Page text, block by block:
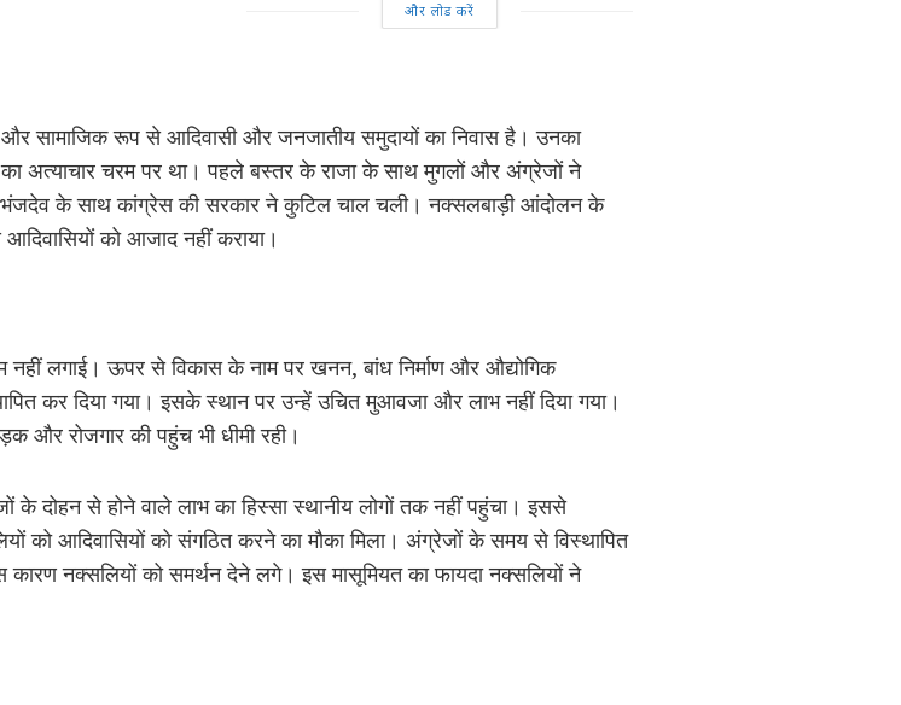
और लोड करें
और सामाजिक रूप से आदिवासी और जनजातीय समुदायों का निवास है। उनका
अत्याचार चरम पर था। पहले बस्तर के राजा के साथ मुगलों और अंग्रेजों ने
भंजदेव के साथ कांग्रेस की सरकार ने कुटिल चाल चली। नक्सलबाड़ी आंदोलन के
को आजाद नहीं कराया।
नहीं लगाई। ऊपर से विकास के नाम पर खनन, बांध निर्माण और औद्योगिक
कर दिया गया। इसके स्थान पर उन्हें उचित मुआवजा और लाभ नहीं दिया गया।
और रोजगार की पहुंच भी धीमी रही।
के दोहन से होने वाले लाभ का हिस्सा स्थानीय लोगों तक नहीं पहुंचा। इससे
को आदिवासियों को संगठित करने का मौका मिला। अंग्रेजों के समय से विस्थापित
नक्सलियों को समर्थन देने लगे। इस मासूमियत का फायदा नक्सलियों ने